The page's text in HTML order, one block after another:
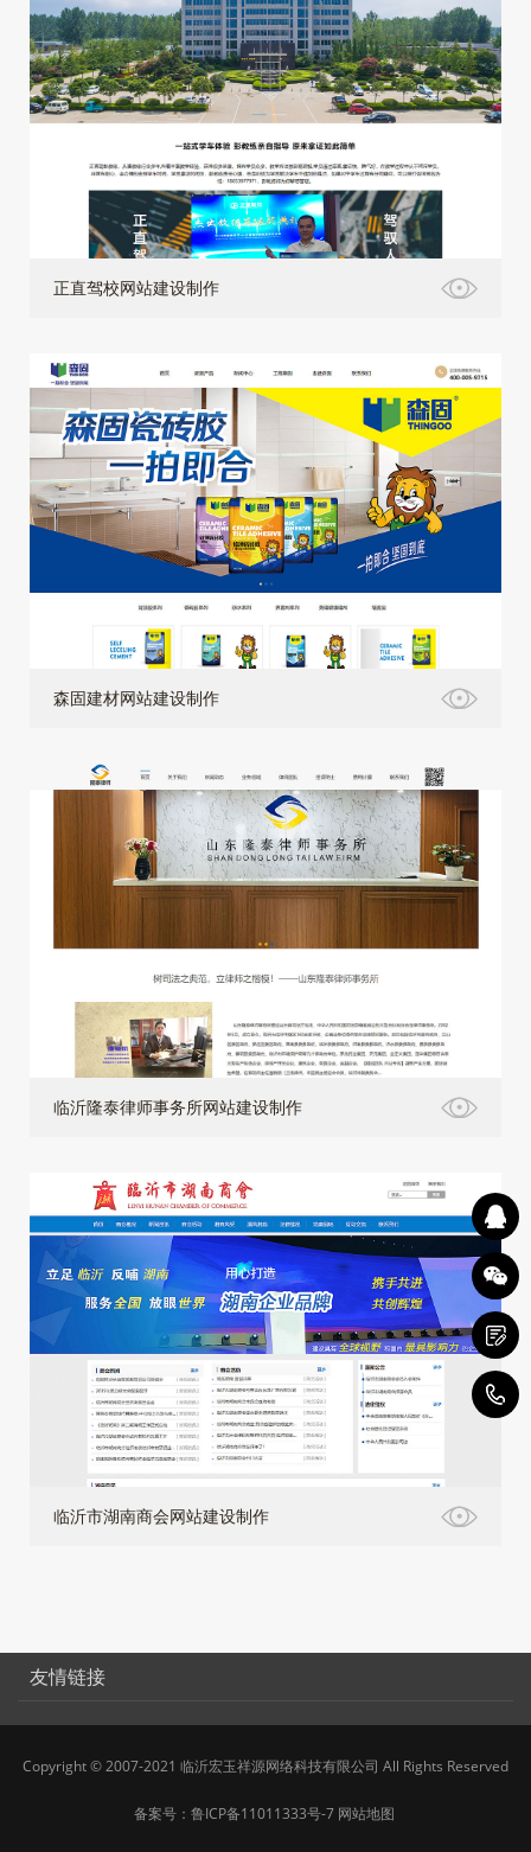
正直驾校网站建设制作
森固建材网站建设制作
临沂隆泰律师事务所网站建设制作
临沂市湖南商会网站建设制作
友情链接
Copyright © 2007-2021 临沂宏玉祥源网络科技有限公司 All Rights Reserved
备案号： 鲁ICP备11011333号-7 网站地图